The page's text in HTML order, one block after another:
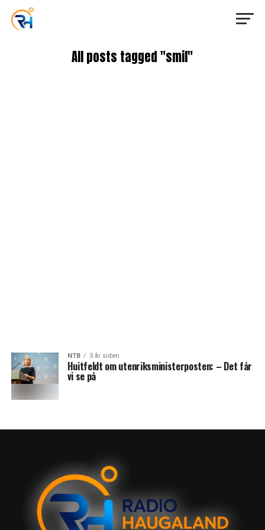
All posts tagged "smil"
NTB 3 år siden
Huitfeldt om utenriksministerposten: – Det får
vi se på